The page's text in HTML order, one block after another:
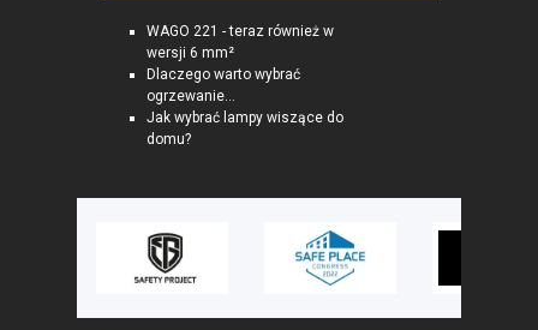
WAGO 221 - teraz również w
wersji 6 mm²
Dlaczego warto wybrać
ogrzewanie...
Jak wybrać lampy wiszące do
domu?